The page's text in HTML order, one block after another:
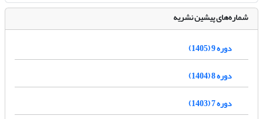
شماره‌های پیشین نشریه
دوره 9 (1405)
دوره 8 (1404)
دوره 7 (1403)